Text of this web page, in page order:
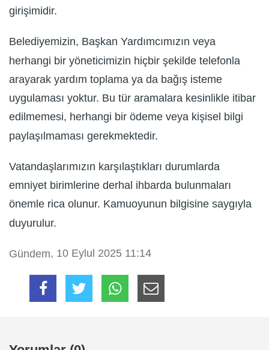
girişimidir.
Belediyemizin, Başkan Yardımcımızın veya
herhangi bir yöneticimizin hiçbir şekilde telefonla
arayarak yardım toplama ya da bağış isteme
uygulaması yoktur. Bu tür aramalara kesinlikle itibar
edilmemesi, herhangi bir ödeme veya kişisel bilgi
paylaşılmaması gerekmektedir.
Vatandaşlarımızın karşılaştıkları durumlarda
emniyet birimlerine derhal ihbarda bulunmaları
önemle rica olunur. Kamuoyunun bilgisine saygıyla
duyurulur.
Gündem, 10 Eylul 2025 11:14